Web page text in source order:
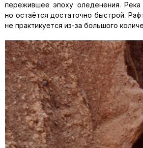
пережившее эпоху оледенения. Река
но остаётся достаточно быстрой.
не практикуется из-за большого